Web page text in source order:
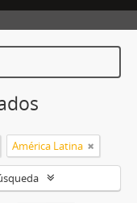
América Latina